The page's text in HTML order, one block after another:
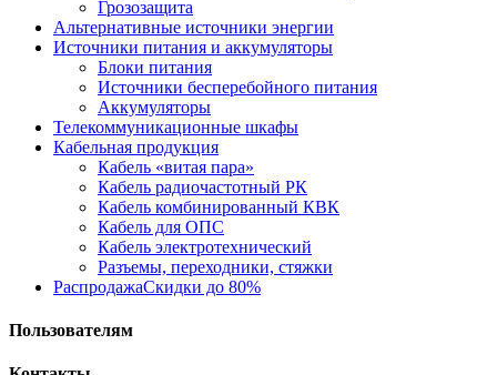
Грозозащита
Альтернативные источники энергии
Источники питания и аккумуляторы
Блоки питания
Источники бесперебойного питания
Аккумуляторы
Телекоммуникационные шкафы
Кабельная продукция
Кабель «витая пара»
Кабель радиочастотный РК
Кабель комбинированный КВК
Кабель для ОПС
Кабель электротехнический
Разъемы, переходники, стяжки
РаспродажаСкидки до 80%
Пользователям